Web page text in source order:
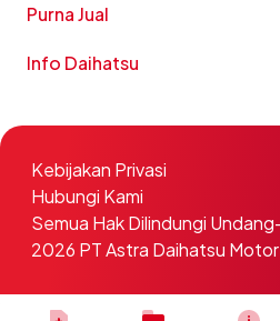
Purna Jual
Info Daihatsu
Semua Hak Dilindungi
2026 PT Astra Daihatsu Motor
Kebijakan Privasi
Hubungi Kami